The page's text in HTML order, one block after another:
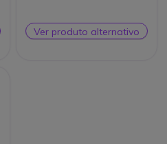
Ver produto alternativo